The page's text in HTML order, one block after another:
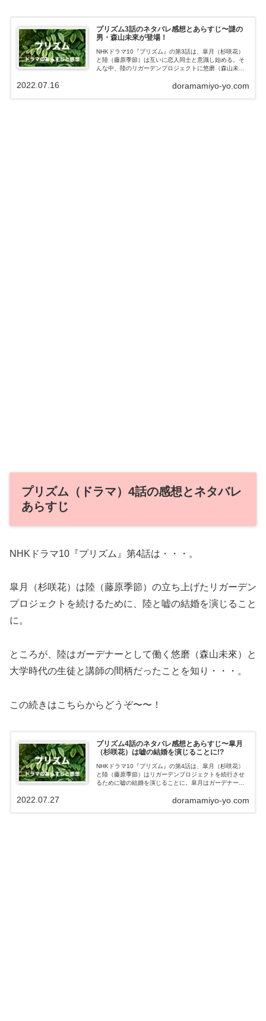
プリズム3話のネタバレ感想とあらすじ〜謎の
男・森山未來が登場！
NHKドラマ10『プリズム』の第3話は、皐月（杉咲花）
と陸（藤原季節）は互いに恋人同士と意識し始める。そ
んな中、陸のリガーデンプロジェクトに悠磨（森山未
する！？この記事ではドラマ『プリズム...doramamiyo-yo.com
2022.07.16
プリズム（ドラマ）4話の感想とネタバレ
あらすじ
NHKドラマ10『プリズム』第4話は・・・。
皐月（杉咲花）は陸（藤原季節）の立ち上げたリガーデン
プロジェクトを続けるために、陸と嘘の結婚を演じること
に。
ところが、陸はガーデナーとして働く悠磨（森山未來）と
大学時代の生徒と講師の間柄だったことを知り・・・。
この続きはこちらからどうぞ〜〜！
プリズム4話のネタバレ感想とあらすじ〜皐月
（杉咲花）は嘘の結婚を演じることに!?
NHKドラマ10『プリズム』の第4話は、皐月（杉咲花）
と陸（藤原季節）はリガーデンプロジェクトを続行させ
るために嘘の結婚を演じることに。皐月はガーデナーと
大学時代の知り合いだったことを知り・...doramamiyo-yo.com
2022.07.27